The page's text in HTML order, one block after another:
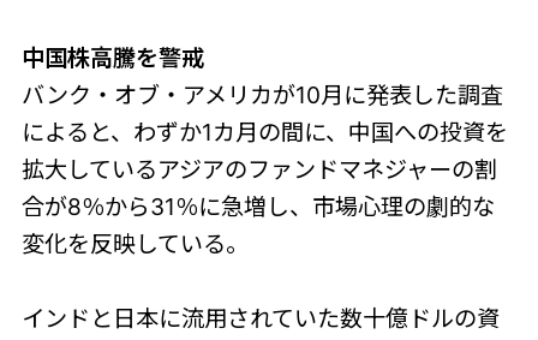
中国株高騰を警戒
バンク・オブ・アメリカが10月に発表した調査
によると、わずか1カ月の間に、中国への投資を
拡大しているアジアのファンドマネジャーの割
合が8％から31％に急増し、市場心理の劇的な
変化を反映している。
インドと日本に流用されていた数十億ドルの資